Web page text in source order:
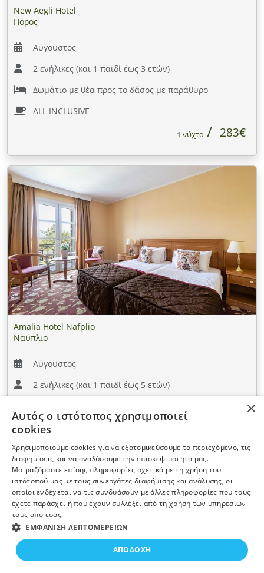
New Aegli Hotel
Πόρος
Αύγουστος
2 ενήλικες (και 1 παιδί έως 3 ετών)
Δωμάτιο με θέα προς το δάσος με παράθυρο
ALL INCLUSIVE
1 νύχτα 283€
Amalia Hotel Nafplio
Ναύπλιο
Αύγουστος
2 ενήλικες (και 1 παιδί έως 5 ετών)
Πρωινό
1 νύχτα 140€
×
Αυτός ο ιστότοπος χρησιμοποιεί
cookies
Χρησιμοποιούμε cookies για να εξατομικεύσουμε το περιεχόμενο, τις
διαφημίσεις και να αναλύσουμε την επισκεψιμότητά μας.
Μοιραζόμαστε επίσης πληροφορίες σχετικά με τη χρήση του
ιστότοπού μας με τους συνεργάτες διαφήμισης και ανάλυσης, οι
οποίοι ενδέχεται να τις συνδυάσουν με άλλες πληροφορίες που τους
έχετε παράσχει ή που έχουν συλλέξει από τη χρήση των υπηρεσιών
τους από εσάς.
ΕΜΦΆΝΙΣΗ ΛΕΠΤΟΜΕΡΕΙΏΝ
ΑΠΟΔΟΧΉ